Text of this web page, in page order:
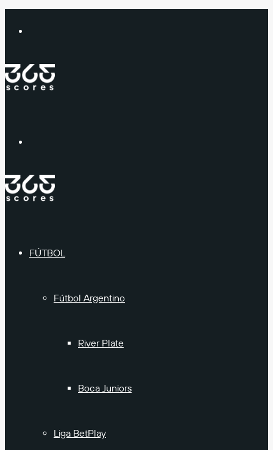
FÚTBOL
Fútbol Argentino
River Plate
Boca Juniors
Liga BetPlay